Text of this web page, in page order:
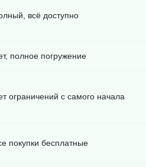
всё доступно
полное погружение
ограничений с самого начала
покупки бесплатные